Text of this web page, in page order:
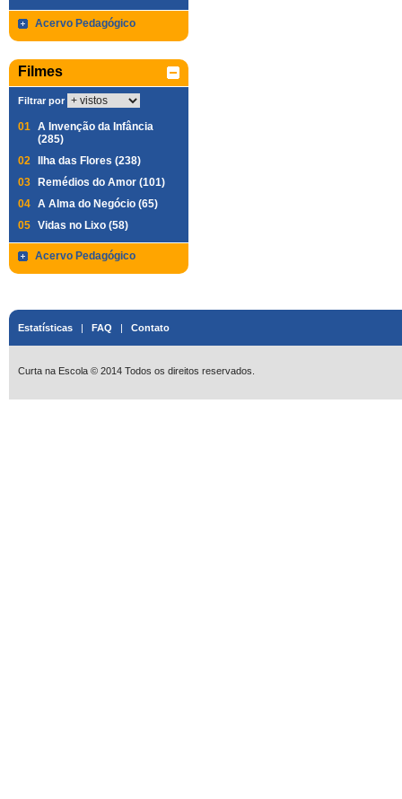
Acervo Pedagógico
Filmes
Filtrar por
01 A Invenção da Infância
(285)
02
Ilha das Flores (238)
03
Remédios do Amor (101)
04 A Alma do Negócio (65)
05 Vidas no Lixo (58)
Acervo Pedagógico
Estatísticas | FAQ | Contato
Curta na Escola © 2014 Todos os direitos reservados.